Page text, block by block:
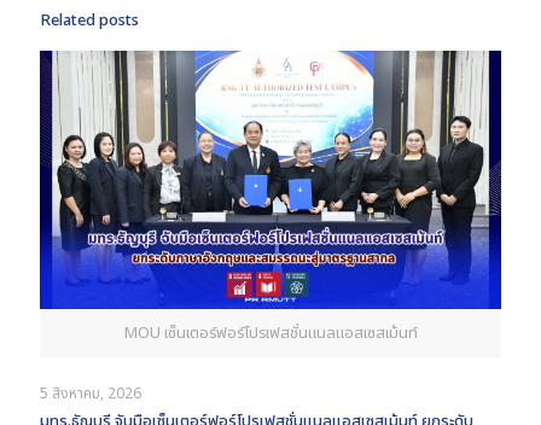
Related posts
MOU เซ็นเตอร์ฟอร์โปรเฟสชั่นแนลแอสเซสเม้นท์
5 สิงหาคม, 2026